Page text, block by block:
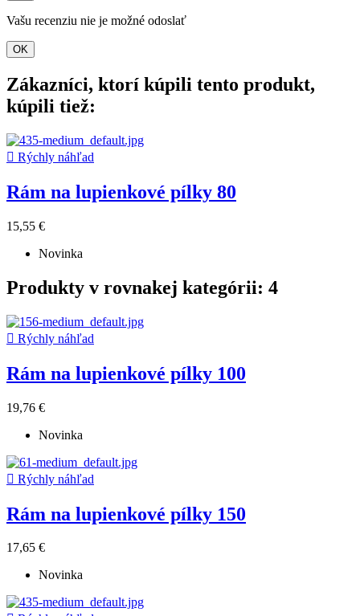
Vašu recenziu nie je možné odoslať
OK
Zákazníci, ktorí kúpili tento produkt,
kúpili tiež:
 Rýchly náhľad
Rám na lupienkové pílky 80
15,55 €
Novinka
Produkty v rovnakej kategórii: 4
 Rýchly náhľad
Rám na lupienkové pílky 100
19,76 €
Novinka
 Rýchly náhľad
Rám na lupienkové pílky 150
17,65 €
Novinka